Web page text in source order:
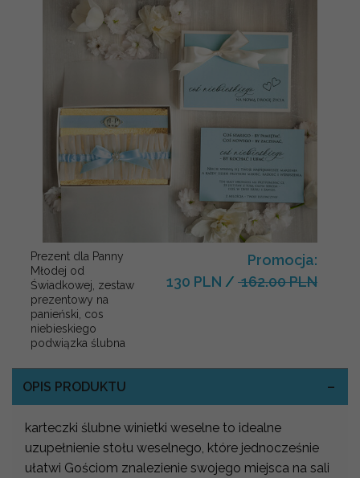
Prezent dla Panny
Młodej od
Świadkowej, zestaw
prezentowy na
panieński, cos
niebieskiego
podwiązka ślubna
Promocja:
130 PLN / 162.00 PLN
OPIS PRODUKTU
karteczki ślubne winietki weselne to idealne
uzupełnienie stołu weselnego, które jednocześnie
ułatwi Gościom znalezienie swojego miejsca na sali